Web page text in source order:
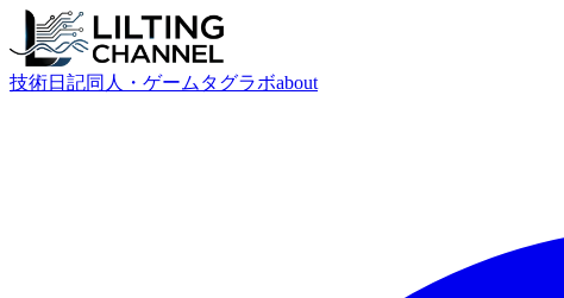
技術日記同人・ゲーム タグラボabout